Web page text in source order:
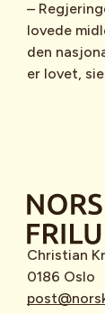
–
lovede
den
er lovet,
Christian
0186 Oslo